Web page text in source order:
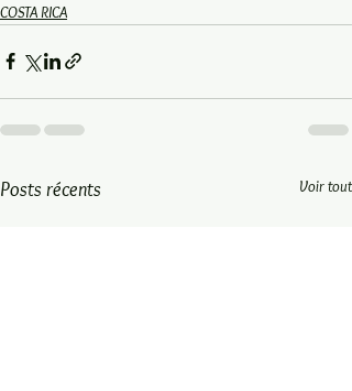
COSTA RICA
Posts récents Voir tout